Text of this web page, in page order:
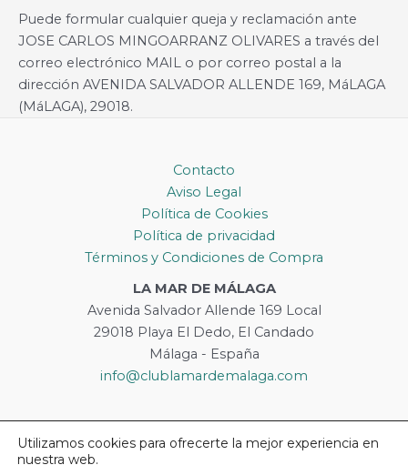
Puede formular cualquier queja y reclamación ante
JOSE CARLOS MINGOARRANZ OLIVARES a través del
correo electrónico MAIL o por correo postal a la
dirección AVENIDA SALVADOR ALLENDE 169, MáLAGA
(MáLAGA), 29018.
Contacto
Aviso Legal
Política de Cookies
Política de privacidad
Términos y Condiciones de Compra
LA MAR DE MÁLAGA
Avenida Salvador Allende 169 Local
29018 Playa El Dedo, El Candado
Málaga - España
info@clublamardemalaga.com
Utilizamos cookies para ofrecerte la mejor experiencia en
nuestra web.